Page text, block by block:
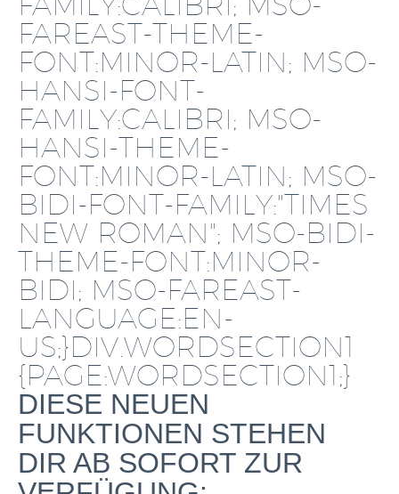
FAREAST-THEME-
FONT:MINOR-LATIN; MSO-
HANSI-FONT-
FAMILY:CALIBRI; MSO-
HANSI-THEME-
FONT:MINOR-LATIN; MSO-
BIDI-FONT-FAMILY:"TIMES
NEW ROMAN"; MSO-BIDI-
THEME-FONT:MINOR-
BIDI; MSO-FAREAST-
LANGUAGE:EN-
US;}DIV.WORDSECTION1
{PAGE:WORDSECTION1;}
DIESE NEUEN
FUNKTIONEN STEHEN
DIR AB SOFORT ZUR